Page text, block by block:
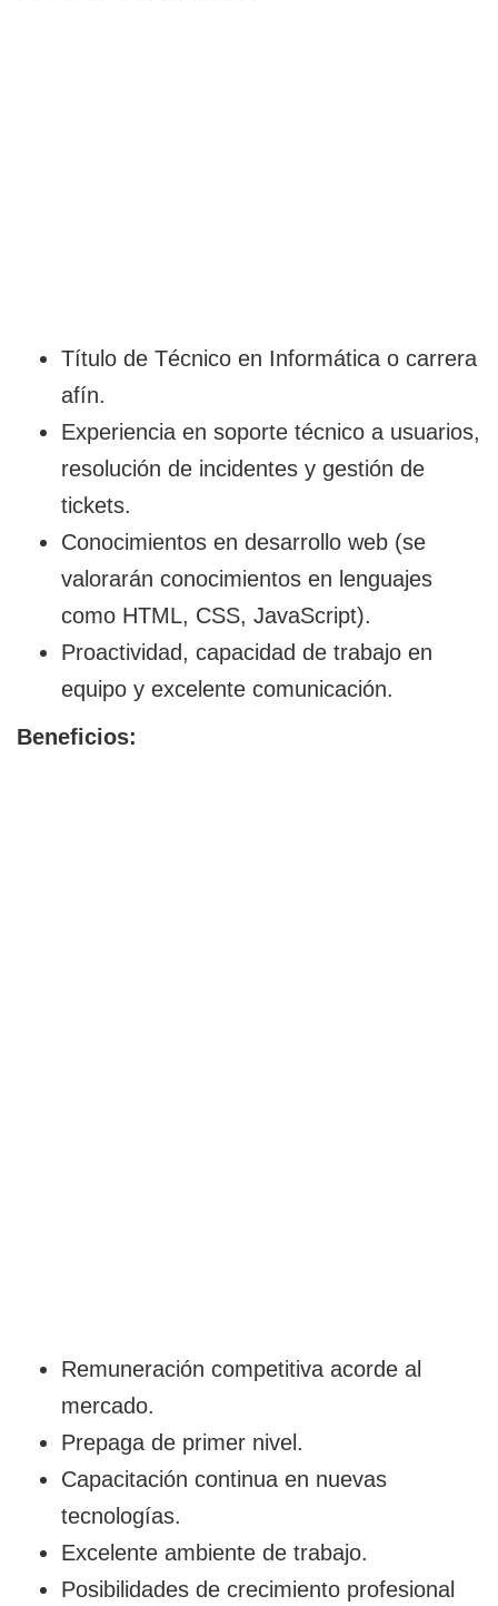
Título de Técnico en Informática o carrera
afín.
Experiencia en soporte técnico a usuarios,
resolución de incidentes y gestión de
tickets.
Conocimientos en desarrollo web (se
valorarán conocimientos en lenguajes
como HTML, CSS, JavaScript).
Proactividad, capacidad de trabajo en
equipo y excelente comunicación.
Beneficios:
Remuneración competitiva acorde al
mercado.
Prepaga de primer nivel.
Capacitación continua en nuevas
tecnologías.
Excelente ambiente de trabajo.
Posibilidades de crecimiento profesional